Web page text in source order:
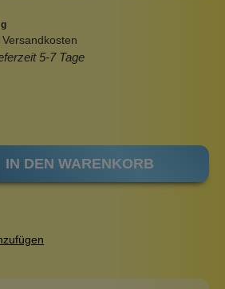
5-7 Tage
IN DEN WARENKORB